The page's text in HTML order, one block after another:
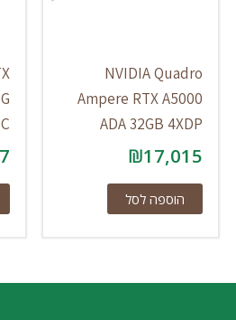
NVIDIA Quadro
Ampere RTX A5000
ADA 32GB 4XDP
₪17,015
הוספה לסל